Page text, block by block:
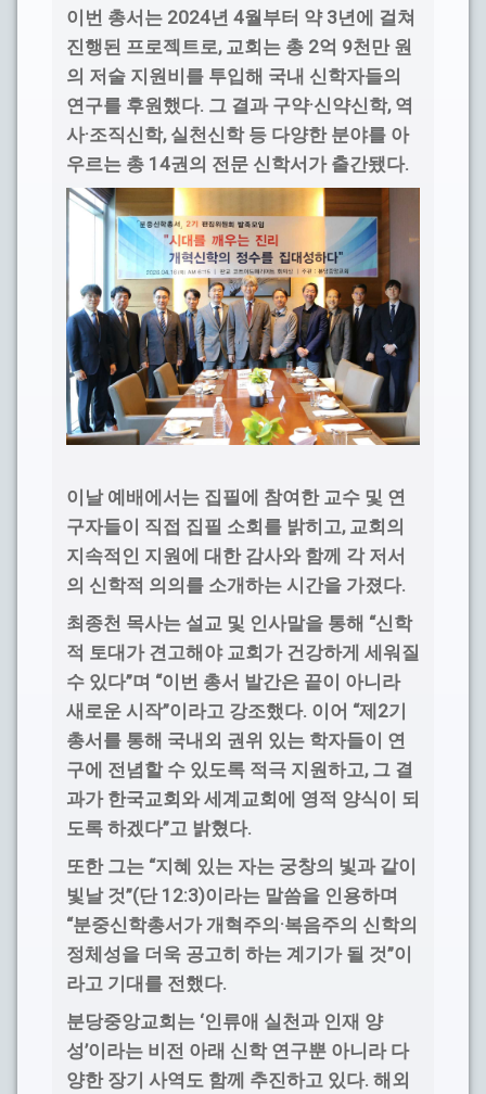
이번 총서는 2024년 4월부터 약 3년에 걸쳐
진행된 프로젝트로, 교회는 총 2억 9천만 원
의 저술 지원비를 투입해 국내 신학자들의
연구를 후원했다. 그 결과 구약·신약신학, 역
사·조직신학, 실천신학 등 다양한 분야를 아
우르는 총 14권의 전문 신학서가 출간됐다.
이날 예배에서는 집필에 참여한 교수 및 연
구자들이 직접 집필 소회를 밝히고, 교회의
지속적인 지원에 대한 감사와 함께 각 저서
의 신학적 의의를 소개하는 시간을 가졌다.
최종천 목사는 설교 및 인사말을 통해 “신학
적 토대가 견고해야 교회가 건강하게 세워질
수 있다”며 “이번 총서 발간은 끝이 아니라
새로운 시작”이라고 강조했다. 이어 “제 2기
총서를 통해 국내외 권위 있는 학자들이 연
구에 전념할 수 있도록 적극 지원하고, 그 결
과가 한국교회와 세계교회에 영적 양식이 되
도록 하겠다”고 밝혔다.
또한 그는 “지혜 있는 자는 궁창의 빛과 같이
빛날 것”(단 12:3)이라는 말씀을 인용하며
“분중신학총서가 개혁주의 ·복음주의 신학의
정체성을 더욱 공고히 하는 계기가 될 것”이
라고 기대를 전했다.
분당중앙교회는 ‘인류애 실천과 인재 양
성’이라는 비전 아래 신학 연구뿐 아니라 다
양한 장기 사역도 함께 추진하고 있다. 해외